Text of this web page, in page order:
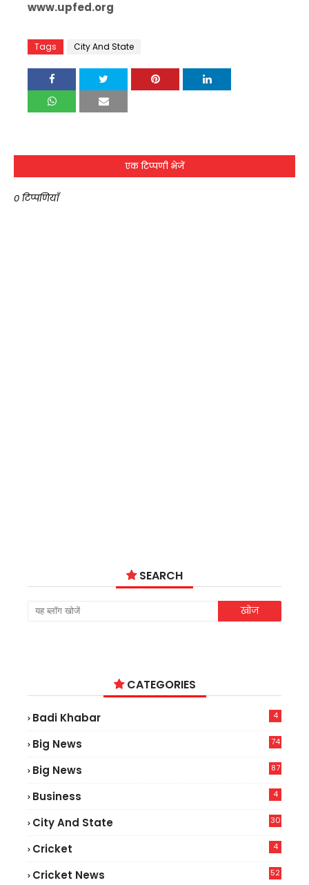
www.upfed.org
Tags City And State
एक टिप्पणी भेजें
0 टिप्पणियाँ
SEARCH
CATEGORIES
Badi Khabar 4
Big News
74
Big News
87
Business 4
City And State 30
Cricket 4
Cricket News
52